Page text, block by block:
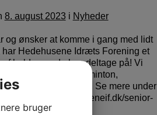
8. august 2023 i Nyheder
og ønsker at komme i gang med lidt
har Hedehusene Idræts Forening et
af hold, som du kan deltage på! Vi
Gymnastik, Badminton,
og meget mere. Se mere under
hold https://hedehuseneif.dk/senior-
bruger